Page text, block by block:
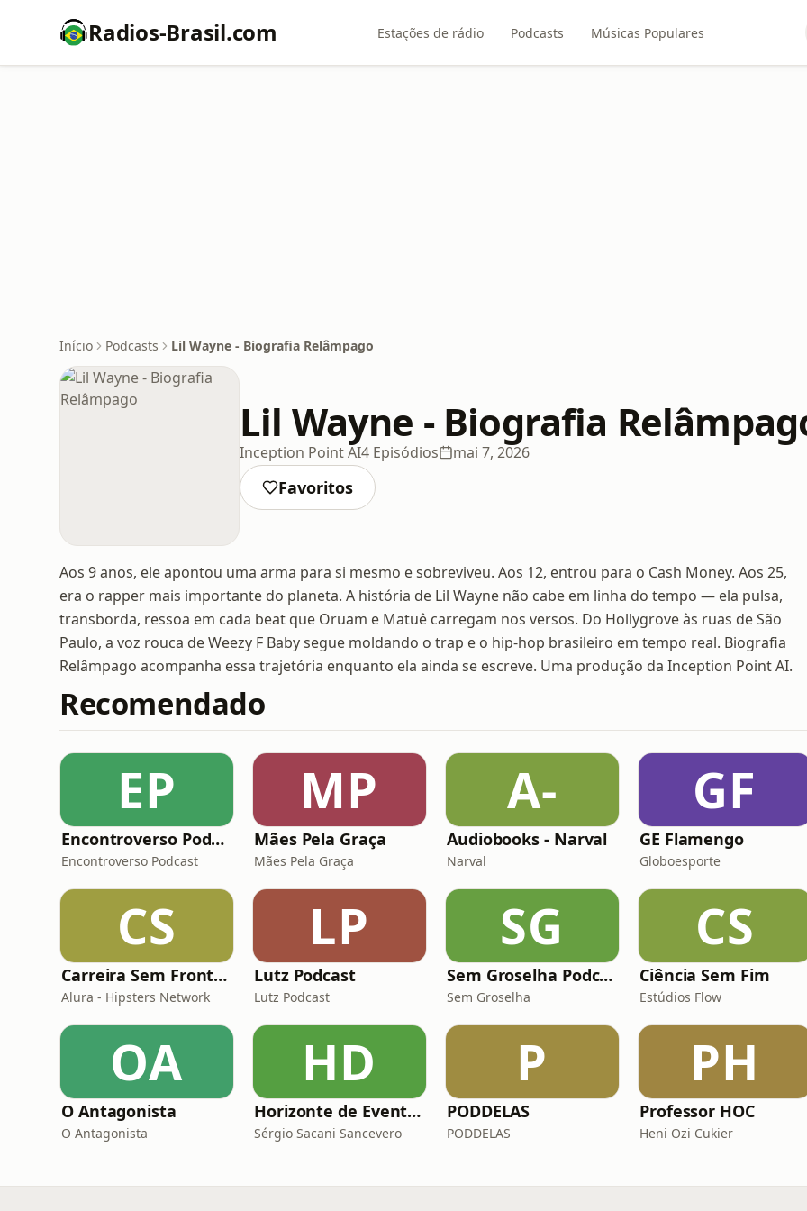
Radios-Brasil.com Estações de rádio Podcasts Músicas Populares
Início Podcasts Lil Wayne - Biografia Relâmpago
Lil Wayne - Biografia
Inception Point AI4 Episódios mai 7, 2026
Favoritos
Aos 9 anos, ele apontou uma arma para si mesmo e sobreviveu. Aos 12, entrou para o Cash Money. Aos 25,
era o rapper mais importante do planeta. A história de Lil Wayne não cabe em linha do tempo — ela pulsa,
transborda, ressoa em cada beat que Oruam e Matuê carregam nos versos. Do Hollygrove às ruas de São
Paulo, a voz rouca de Weezy F Baby segue moldando o trap e o hip-hop brasileiro em tempo real. Biografia
Relâmpago acompanha essa trajetória enquanto ela ainda se escreve. Uma produção da Inception Point AI.
Recomendado
EP
Encontroverso Podcast
Encontroverso Podcast
MP
Mães Pela Graça
Mães Pela Graça
A-
Audiobooks - Narval
Narval
GF
GE Flamengo
Globoesporte
CS
Carreira Sem Fronteiras
Alura - Hipsters Network
LP
Lutz Podcast
Lutz Podcast
SG
Sem Groselha Podcast
Sem Groselha
CS
Ciência Sem Fim
Estúdios Flow
OA
O Antagonista
O Antagonista
HD
Horizonte de Eventos
Sérgio Sacani Sancevero
P
PODDELAS
PODDELAS
PH
Professor HOC
Heni Ozi Cukier